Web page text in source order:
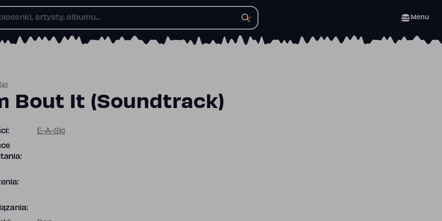
Menu
Bout It (Soundtrack)
E-A-Ski